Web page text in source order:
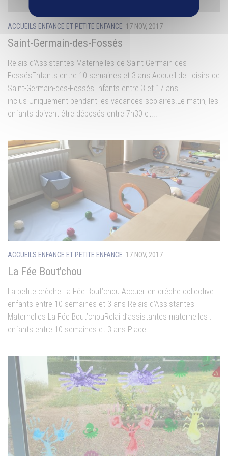
ACCUEILS ENFANCE ET PETITE ENFANCE 17 NOV, 2017
Saint-Germain-des-Fossés
Relais d’Assistantes Maternelles de Saint-Germain-des-
FossésEnfants entre 10 semaines et 3 ans Accueil de Loisirs de
Saint-Germain-des-FossésEnfants entre 3 et 17 ans
inclus Uniquement pendant les vacances scolaires.Le matin, les
enfants doivent être déposés entre 7h30 et...
ACCUEILS ENFANCE ET PETITE ENFANCE 17 NOV, 2017
La Fée Bout’chou
La petite crèche La Fée Bout’chou Accueil en crèche collective :
enfants entre 10 semaines et 3 ans Relais d’Assistantes
Maternelles La Fée Bout’chouRelai d’assistantes maternelles :
enfants entre 10 semaines et 3 ans Place...